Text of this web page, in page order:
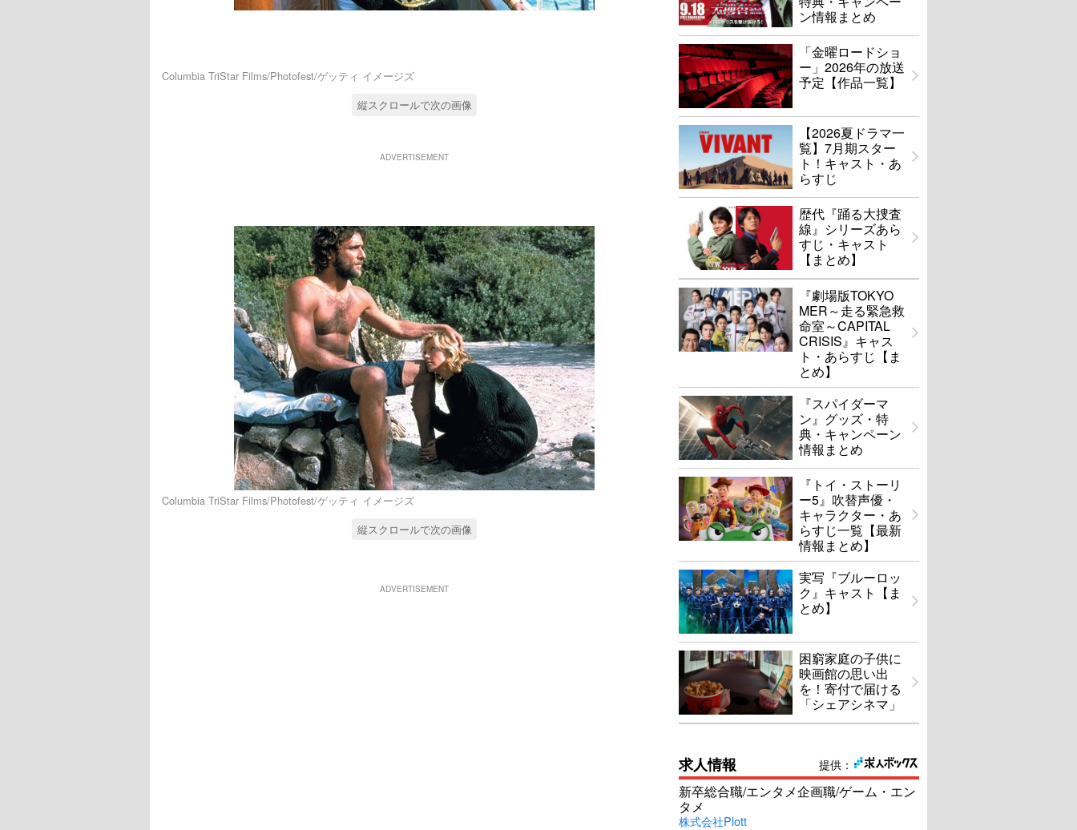
Columbia TriStar Films/Photofest/ゲッティ イメージズ
縦スクロールで次の画像
ADVERTISEMENT
Columbia TriStar Films/Photofest/ゲッティ イメージズ
縦スクロールで次の画像
ADVERTISEMENT
ン情報まとめ
「金曜ロードショ
ー」2026年の放送
予定【作品一覧】
【2026夏ドラマ一
覧】7月期スター
ト！キャスト・あ
らすじ
歴代『踊る大捜査
線』シリーズあら
すじ・キャスト
【まとめ】
『劇場版TOKYO
MER～走る緊急救
命室～CAPITAL
CRISIS』キャス
ト・あらすじ【ま
とめ】
『スパイダーマ
ン』グッズ・特
典・キャンペーン
情報まとめ
『トイ・ストーリ
ー5』吹替声優・
キャラクター・あ
らすじ一覧【最新
情報まとめ】
実写『ブルーロッ
ク』キャスト【ま
とめ】
困窮家庭の子供に
映画館の思い出
を！寄付で届ける
「シェアシネマ」
提供：
求人情報
新卒総合職/エンタメ企画職/ゲーム・エン
タメ
株式会社Plott